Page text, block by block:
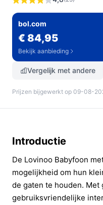
bol.com
€ 84,95
Bekijk aanbieding
Vergelijk met andere
Prijzen bijgewerkt op 09-08-
Introductie
De Lovinoo Babyfoon
mogelijkheid om hun
de gaten te houden.
gebruiksvriendelijke